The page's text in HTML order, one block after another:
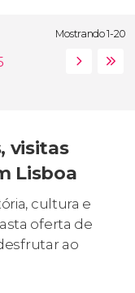
Mostrando 1-20
visitas
Lisboa
cultura e
oferta de
ao